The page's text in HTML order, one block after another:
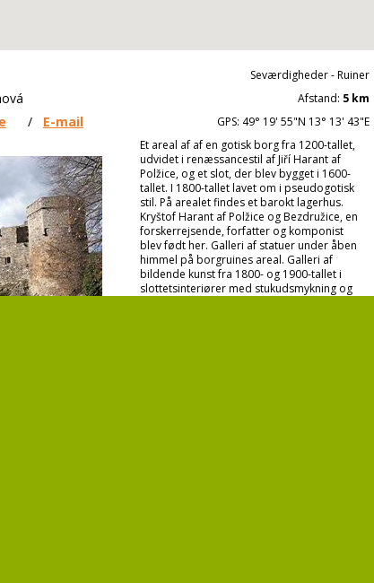
/ E-mail
Seværdigheder - Ruiner
Afstand: 5 km
GPS: 49° 19' 55"N 13° 13' 43"E
Et areal af af en gotisk borg fra 1200-tallet,
udvidet i renæssancestil af Jiří Harant af
Polžice, og et slot, der blev bygget i 1600-
tallet. I 1800-tallet lavet om i pseudogotisk
stil. På arealet findes et barokt lagerhus.
Kryštof Harant af Polžice og Bezdružice, en
forskerrejsende, forfatter og komponist
blev født her. Galleri af statuer under åben
himmel på borgruines areal. Galleri af
bildende kunst fra 1800- og 1900-tallet i
slottetsinteriører med stukudsmykning og